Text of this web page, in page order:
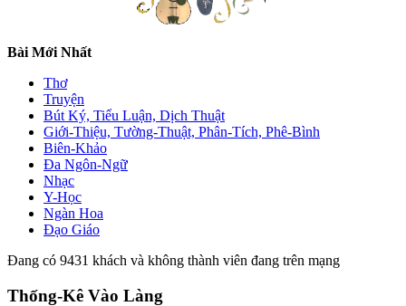
Bài Mới Nhất
Thơ
Truyện
Bút Ký, Tiểu Luận, Dịch Thuật
Giới-Thiệu, Tường-Thuật, Phân-Tích, Phê-Bình
Biên-Khảo
Đa Ngôn-Ngữ
Nhạc
Y-Học
Ngàn Hoa
Đạo Giáo
Đang có 9431 khách và không thành viên đang trên mạng
Thống-Kê Vào Làng